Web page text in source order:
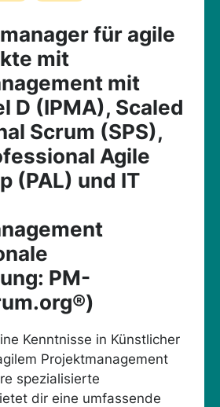
für agile
mit
mit
D (IPMA), Scaled
Scrum (SPS),
Agile
(PAL) und IT
PM-
Kenntnisse in Künstlicher
Projektmanagement
spezialisierte
dir eine umfassende